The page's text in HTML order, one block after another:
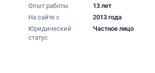
Опыт работы
13 лет
На сайте с
2013 года
Юридический
статус
Частное лицо